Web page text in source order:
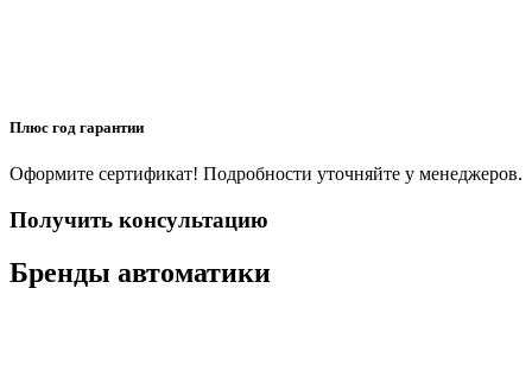
Плюс год гарантии
Оформите сертификат! Подробности уточняйте у менеджеров.
Получить консультацию
Бренды автоматики